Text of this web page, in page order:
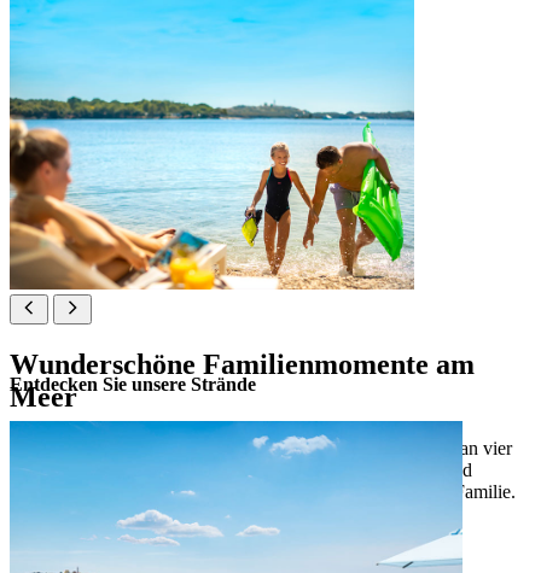
Wunderschöne Familienmomente am
Meer
Genießen Sie die Sonne Istriens und die herrliche Aussicht an vier
Stränden mit einfachem Zugang zum kristallklaren Meer und
Serviceangeboten für glückliche Momente mit der ganzen Familie.
Entdecken Sie unsere Strände